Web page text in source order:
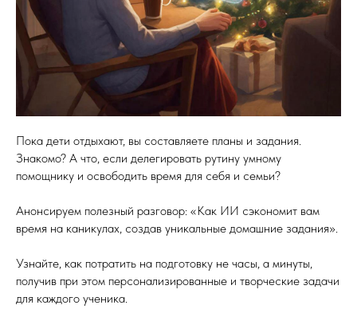
Пока дети отдыхают, вы составляете планы и задания.
Знакомо? А что, если делегировать рутину умному
помощнику и освободить время для себя и семьи?
Анонсируем полезный разговор: «Как ИИ сэкономит вам
время на каникулах, создав уникальные домашние задания».
Узнайте, как потратить на подготовку не часы, а минуты,
получив при этом персонализированные и творческие задачи
для каждого ученика.